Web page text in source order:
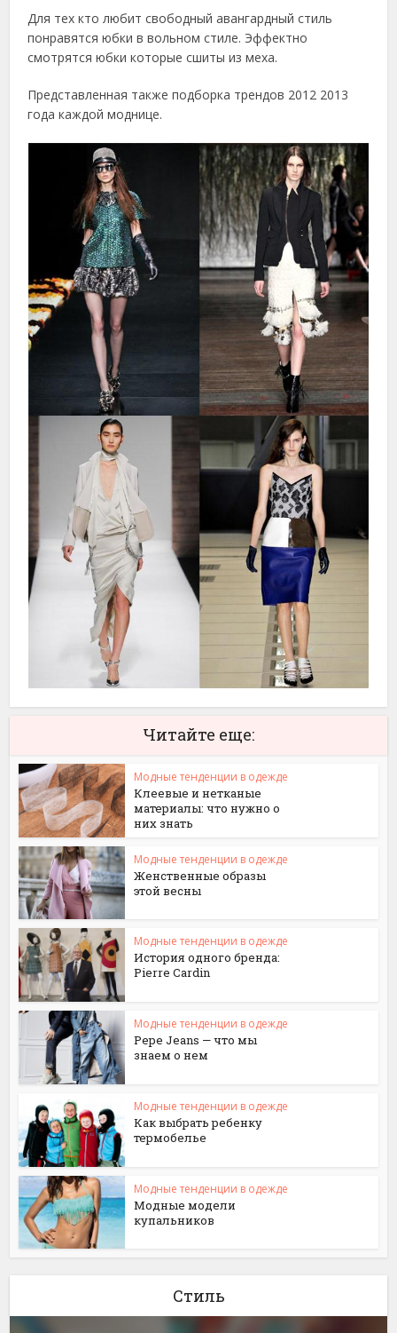
Для тех кто любит свободный авангардный стиль
понравятся юбки в вольном стиле. Эффектно
смотрятся юбки которые сшиты из меха.
Представленная также подборка трендов 2012 2013
года каждой моднице.
Читайте еще:
Модные тенденции в одежде
Клеевые и нетканые
материалы: что нужно о
них знать
Модные тенденции в одежде
Женственные образы
этой весны
Модные тенденции в одежде
История одного бренда:
Pierre Cardin
Модные тенденции в одежде
Pepe Jeans — что мы
знаем о нем
Модные тенденции в одежде
Как выбрать ребенку
термобелье
Модные тенденции в одежде
Модные модели
купальников
Стиль